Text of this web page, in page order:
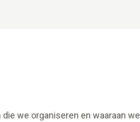
we organiseren en waaraan we